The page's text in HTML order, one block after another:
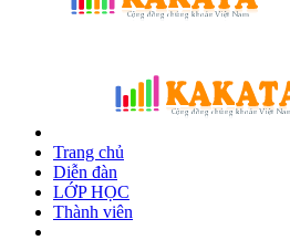
Trang chủ
Diễn đàn
LỚP HỌC
Thành viên